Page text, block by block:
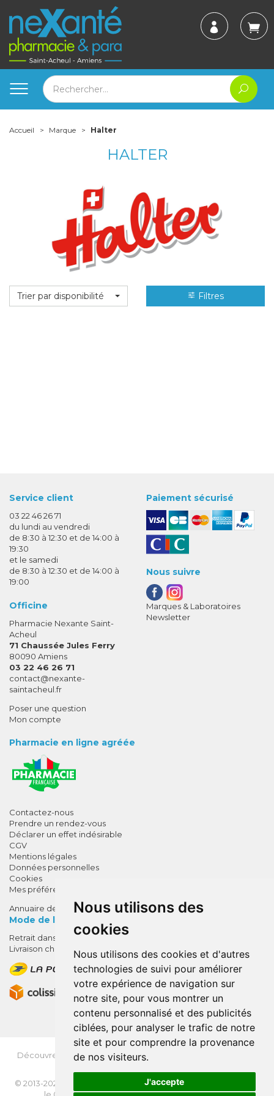
Nous utilisons des
cookies
Nous utilisons des cookies et d'autres
technologies de suivi pour améliorer
votre expérience de navigation sur
notre site, pour vous montrer un
contenu personnalisé et des publicités
ciblées, pour analyser le trafic de notre
site et pour comprendre la provenance
de nos visiteurs.
J'accepte
Accueil Marque Halter
HALTER
Trier par disponibilité Filtres
Service client
03 22 46 26 71
du lundi au vendredi
de 8:30 à 12:30 et de 14:00 à
19:30
et le samedi
de 8:30 à 12:30 et de 14:00 à
19:00
Officine
Pharmacie Nexante Saint-
Acheul
71 Chaussée Jules Ferry
80090 Amiens
03 22 46 26 71
contact-
@-
nexante-
saintacheul.fr
Poser une question
Mon compte
Paiement sécurisé
Nous suivre
Marques & Laboratoires
Newsletter
Pharmacie en ligne agréée
Contactez-nous
Prendre un rendez-vous
Déclarer un effet indésirable
CGV
Mentions légales
Données personnelles
Cookies
Mes préférences Cookies
Annuaire des pharmacies
Mode de livraison
Retrait dans la pharmacie
Livraison chez vous
Découvrez OrdoFlash.fr (MonOrdo.fr)
© 2013-2026
- Tous droits réservés - Page mise à jour
SUR VOTRE 1ÈRE COMMANDE*
AVEC LE CODE
BIENVENUE10
* sans minimum d'achat , hors
médicaments et produits en offre,
utilisez le code au moment de la
validation du panier afin que la